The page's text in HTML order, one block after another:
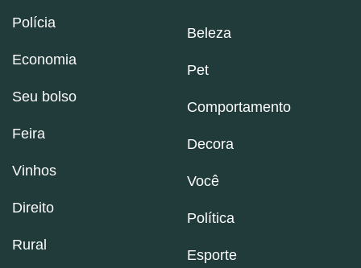
Polícia
Economia
Seu bolso
Feira
Vinhos
Direito
Rural
Beleza
Pet
Comportamento
Decora
Você
Política
Esporte